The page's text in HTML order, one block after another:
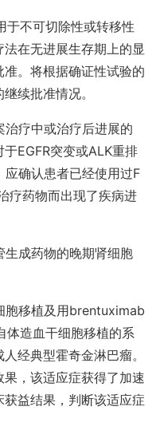
不可切除性或转移性
在无进展生存期上的显
。将根据确证性试验的
续批准情况。
疗中或治疗后进展的
EGFR突变或ALK重排
确认患者已经使用过F
疗药物而出现了疾病进
成药物的晚期肾细胞
胞移植及用brentuximab
造血干细胞移植的系
经典型霍奇金淋巴瘤。
，该适应症获得了加速
益结果，判断该适应症